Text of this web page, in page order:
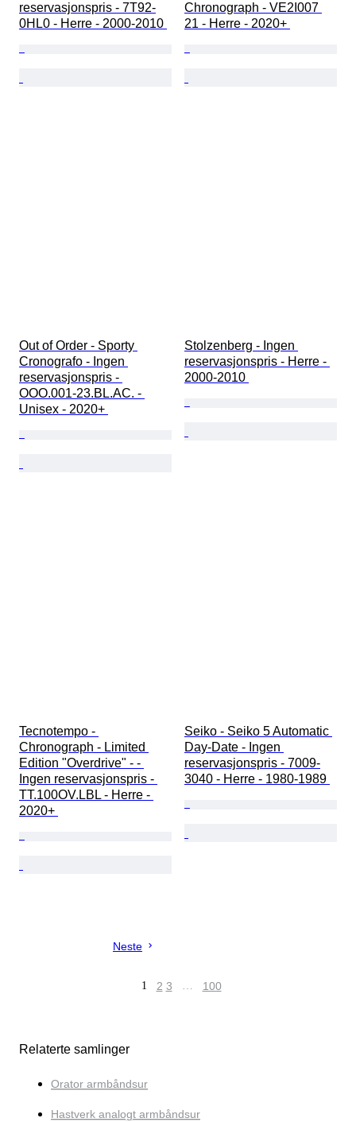
reservasjonspris - 7T92-
0HL0 - Herre - 2000-2010
Chronograph - VE2I007
21 - Herre - 2020+
Out of Order - Sporty
Cronografo - Ingen
reservasjonspris -
OOO.001-23.BL.AC. -
Unisex - 2020+
Stolzenberg - Ingen
reservasjonspris - Herre -
2000-2010
Tecnotempo -
Chronograph - Limited
Edition "Overdrive" - -
Ingen reservasjonspris -
TT.100OV.LBL - Herre -
2020+
Seiko - Seiko 5 Automatic
Day-Date - Ingen
reservasjonspris - 7009-
3040 - Herre - 1980-1989
Neste
1 2 3 … 100
Relaterte samlinger
Orator armbåndsur
Hastverk analogt armbåndsur